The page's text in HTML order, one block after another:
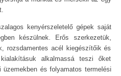
kenyérszeletelő gépek saját
készülnek. Erős szerkezetük,
rozsdamentes acél kiegészítőik és
alkalmassá teszi őket
üzemekben és folyamatos termelési